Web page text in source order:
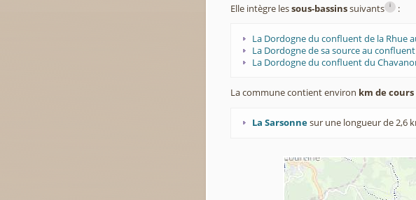
Elle intègre lessous-bassinssuivants i :
La Dordogne du confluent de la Rhue
La Dordogne de sa source au
La Dordogne du confluent du
La commune contient environ km de cours
La Sarsonnesur une longueur de 2,6